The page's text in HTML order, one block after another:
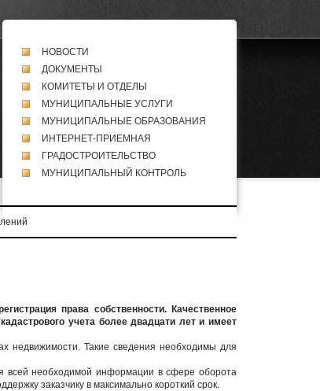
НОВОСТИ
ДОКУМЕНТЫ
КОМИТЕТЫ И ОТДЕЛЫ
МУНИЦИПАЛЬНЫЕ УСЛУГИ
МУНИЦИПАЛЬНЫЕ ОБРАЗОВАНИЯ
ИНТЕРНЕТ-ПРИЕМНАЯ
ГРАДОСТРОИТЕЛЬСТВО
МУНИЦИПАЛЬНЫЙ КОНТРОЛЬ
права собственности. Качественное
учета более двадцати лет и имеет
недвижимости. Такие сведения необходимы для
всей необходимой информации в сфере оборота
заказчику в максимально короткий срок.